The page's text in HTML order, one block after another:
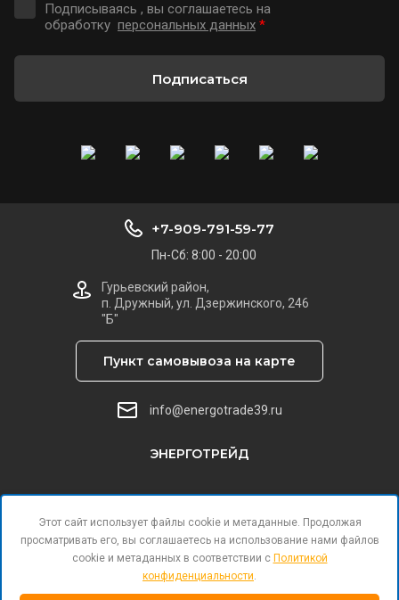
Подписываясь , вы соглашаетесь на
обработку персональных данных *
Подписаться
ЭНЕРГОТРЕЙД
+7-909-791-59-77
Пн-Сб: 8:00 - 20:00
Гурьевский район,
п. Дружный, ул. Дзержинского, 246
"Б"
Пункт самовывоза на карте
info@energotrade39.ru
Разработка сайтовв Megagroup.
Этот сайт использует файлы cookie и метаданные. Продолжая
просматривать его, вы соглашаетесь на использование нами файлов
cookie и метаданных в соответствии с Политикой
конфиденциальности.